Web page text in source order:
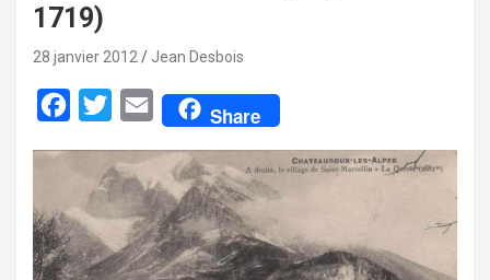
1719)
28 janvier 2012 Jean Desbois
e
b
o
i
t
e
E
i
l
Share